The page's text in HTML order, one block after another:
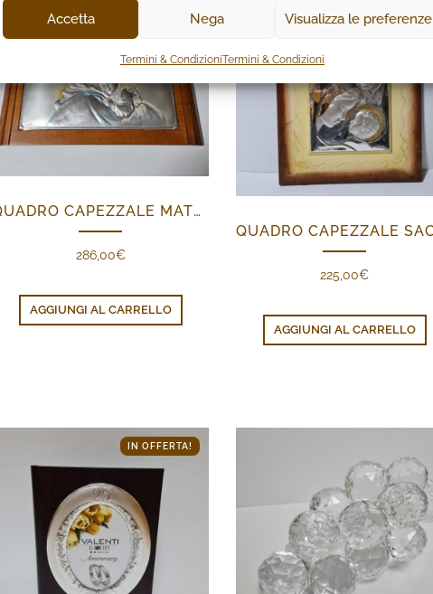
Accetta Nega Visualizza le preferenze
Termini & CondizioniTermini & Condizioni
QUADRO CAPEZZALE MATERNITÀ
286,00€
AGGIUNGI AL CARRELLO
225,00€
AGGIUNGI AL CARRELLO
IN OFFERTA!